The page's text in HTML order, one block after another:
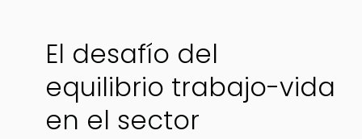
El desafío del
equilibrio trabajo-vida
en el sector